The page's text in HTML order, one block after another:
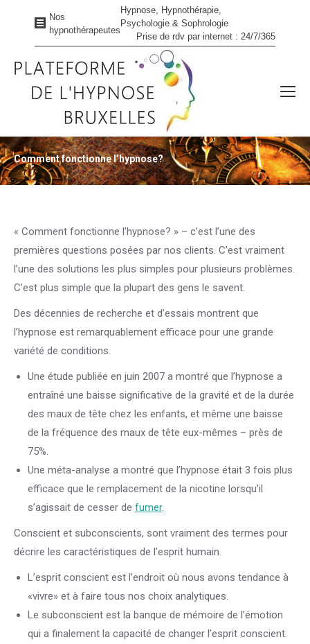
Nos
hypnothérapeutes
Hypnose, Hypnothérapie,
Psychologie & Sophrologie
Prise de rdv par internet : 24/7/365
Vous êtes ici :
Comment fonctionne l’hypnose?
« Comment fonctionne l’hypnose? » – c’est l’une des
premières questions posées par nos clients. C’est vraiment
l’une des solutions les plus simples pour plusieurs problèmes.
C’est plus simple que la plupart des gens le savent.
Des décennies de recherche et d’essais montrent que
l’hypnose est remarquablement efficace pour une grande
variété de conditions.
Une étude publiée en juin 2007 a montré que l’hypnose a
entraîné une baisse significative de la gravité et de la durée
des maux de tête chez les enfants, et même une baisse
de la fréquence des maux de tête eux-mêmes – près de
75%.
Une méta-analyse a montré que l’hypnose était 3 fois plus
efficace que le remplacement de la nicotine lorsqu’il
s’agissait de cesser de fumer.
Conscient et subconscients, sont vraiment des termes pour
décrire les caractéristiques de l’esprit humain.
L’esprit conscient est l’endroit où nous avons tendance à
«vivre» et à faire tous nos choix analytiques.
Le subconscient est la banque de mémoire de l’émotion
qui a finalement la capacité de changer l’esprit conscient.